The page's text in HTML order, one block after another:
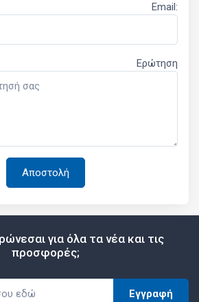
Email:
Ερώτηση
για όλα τα νέα και τις
προσφορές;
Εγγραφή